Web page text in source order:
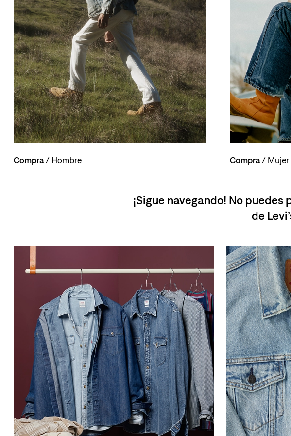
Compra/ Hombre Compra/ Mujer
¡Sigue navegando! No
de
10. 514